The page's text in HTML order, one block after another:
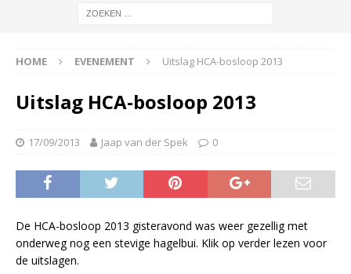
HOME EVENEMENT Uitslag HCA-bosloop 2013
Uitslag HCA-bosloop 2013
17/09/2013 Jaap van der Spek 0
De HCA-bosloop 2013 gisteravond was weer gezellig met
onderweg nog een stevige hagelbui. Klik op verder lezen voor
de uitslagen.